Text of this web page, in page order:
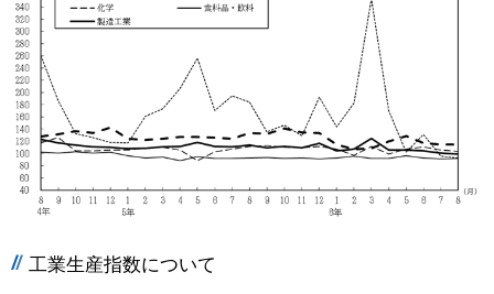
工業生産指数について